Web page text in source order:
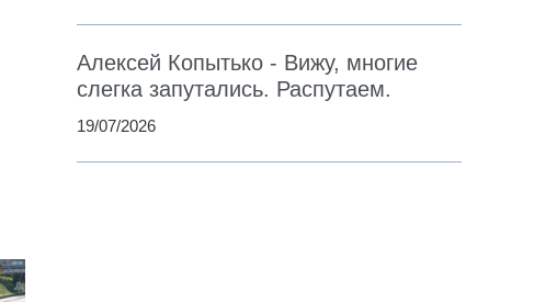
Алексей Копытько - Вижу, многие
слегка запутались. Распутаем.
19/07/2026